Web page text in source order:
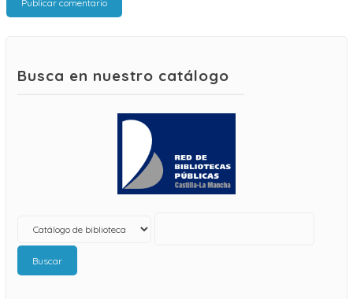
Busca en nuestro catálogo
Buscar